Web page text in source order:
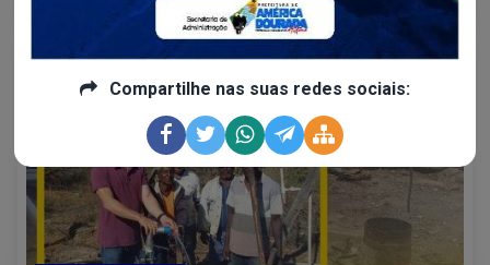
Compartilhe nas suas redes sociais: